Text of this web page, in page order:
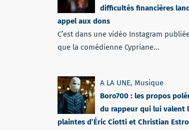
difficultés financières
appel aux dons
C’est dans une vidéo Instagram
que la comédienne Cypriane...
A LA UNE, Musique
Boro700 : les propos
du rappeur qui lui valent
plaintes d’Éric Ciotti et Christian